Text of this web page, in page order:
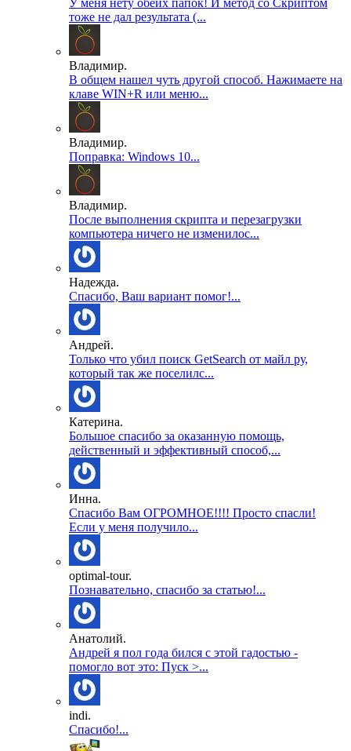
У меня нету обеих папок! И метод со Скриптом
тоже не дал результата (...
Владимир.
В общем нашел чуть другой способ. Нажимаете на
клаве WIN+R или меню...
Владимир.
Поправка: Windows 10...
Владимир.
После выполнения скрипта и перезагрузки
компьютера ничего не изменилос...
Надежда.
Спасибо, Ваш вариант помог!...
Андрей.
Только что убил поиск GetSearch от майл ру,
который так же поселилс...
Катерина.
Большое спасибо за оказанную помощь,
действенный и эффективный способ,...
Инна.
Спасибо Вам ОГРОМНОЕ!!!! Просто спасли!
Если у меня получило...
optimal-tour.
Познавательно, спасибо за статью!...
Анатолий.
Андрей я пол года бился с этой гадостью -
помогло вот это: Пуск >...
indi.
Спасибо!...